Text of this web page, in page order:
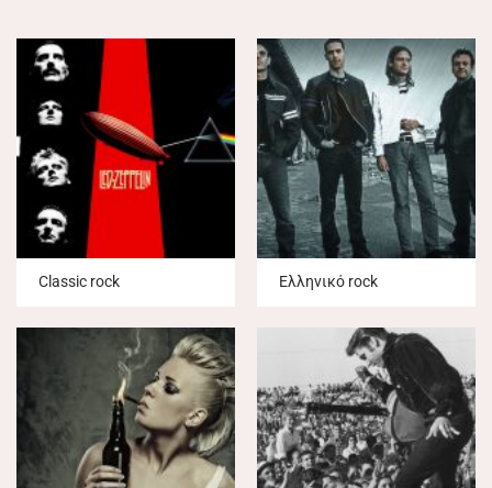
Classic rock Ελληνικό rock